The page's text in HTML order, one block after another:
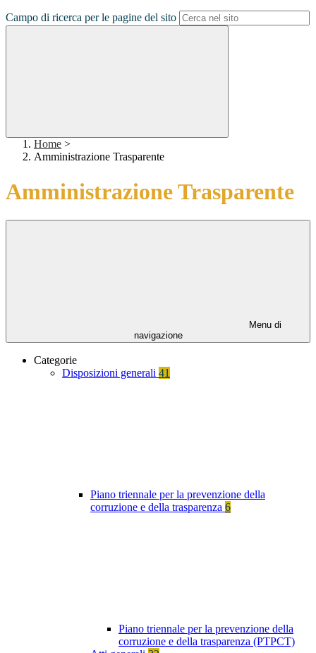
Campo di ricerca per le pagine del sito
Home >
Amministrazione Trasparente
Amministrazione Trasparente
Menu di
navigazione
Categorie
Disposizioni generali 41
Piano triennale per la prevenzione della
corruzione e della trasparenza 6
Piano triennale per la prevenzione della
corruzione e della trasparenza (PTPCT)